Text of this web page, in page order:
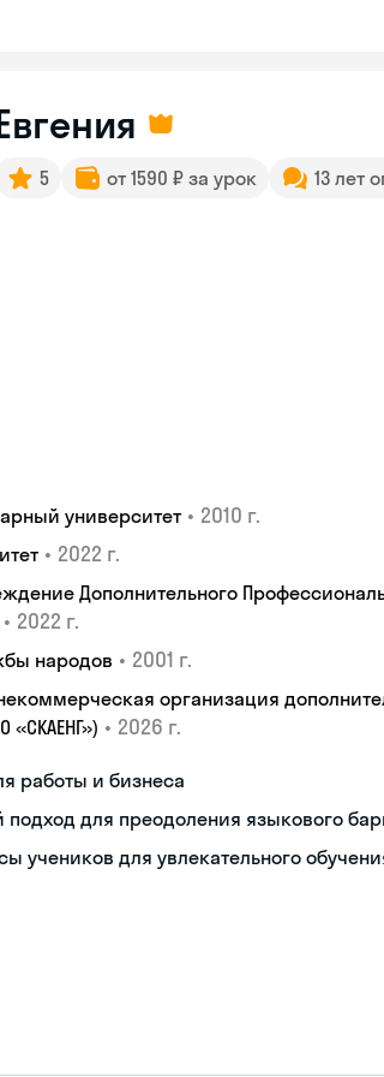
5 от 1590 ₽ за урок 13 лет
университет • 2010 г.
• 2022 г.
Дополнительного
• 2022 г.
народов • 2001 г.
организация
«СКАЕНГ») • 2026 г.
работы и бизнеса
для преодоления языкового
учеников для увлекательного